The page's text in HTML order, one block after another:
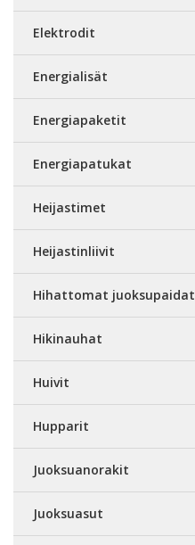
Elektrodit
Energialisät
Energiapaketit
Energiapatukat
Heijastimet
Heijastinliivit
Hihattomat juoksupaidat
Hikinauhat
Huivit
Hupparit
Juoksuanorakit
Juoksuasut